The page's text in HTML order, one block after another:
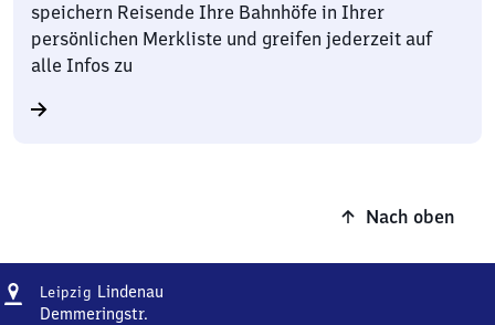
speichern Reisende Ihre Bahnhöfe in Ihrer
persönlichen Merkliste und greifen jederzeit auf
alle Infos zu
Nach oben
Adresse
Leipzig LindenauLeipzig-
Demmeringstr.